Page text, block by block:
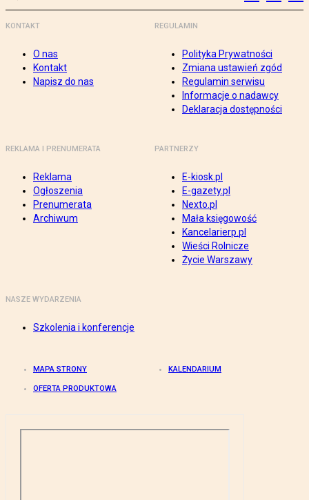
KONTAKT
O nas
Kontakt
Napisz do nas
REGULAMIN
Polityka Prywatności
Zmiana ustawień zgód
Regulamin serwisu
Informacje o nadawcy
Deklaracja dostępności
REKLAMA I PRENUMERATA
Reklama
Ogłoszenia
Prenumerata
Archiwum
PARTNERZY
E-kiosk.pl
E-gazety.pl
Nexto.pl
Mała księgowość
Kancelarierp.pl
Wieści Rolnicze
Życie Warszawy
NASZE WYDARZENIA
Szkolenia i konferencje
MAPA STRONY KALENDARIUM
OFERTA PRODUKTOWA